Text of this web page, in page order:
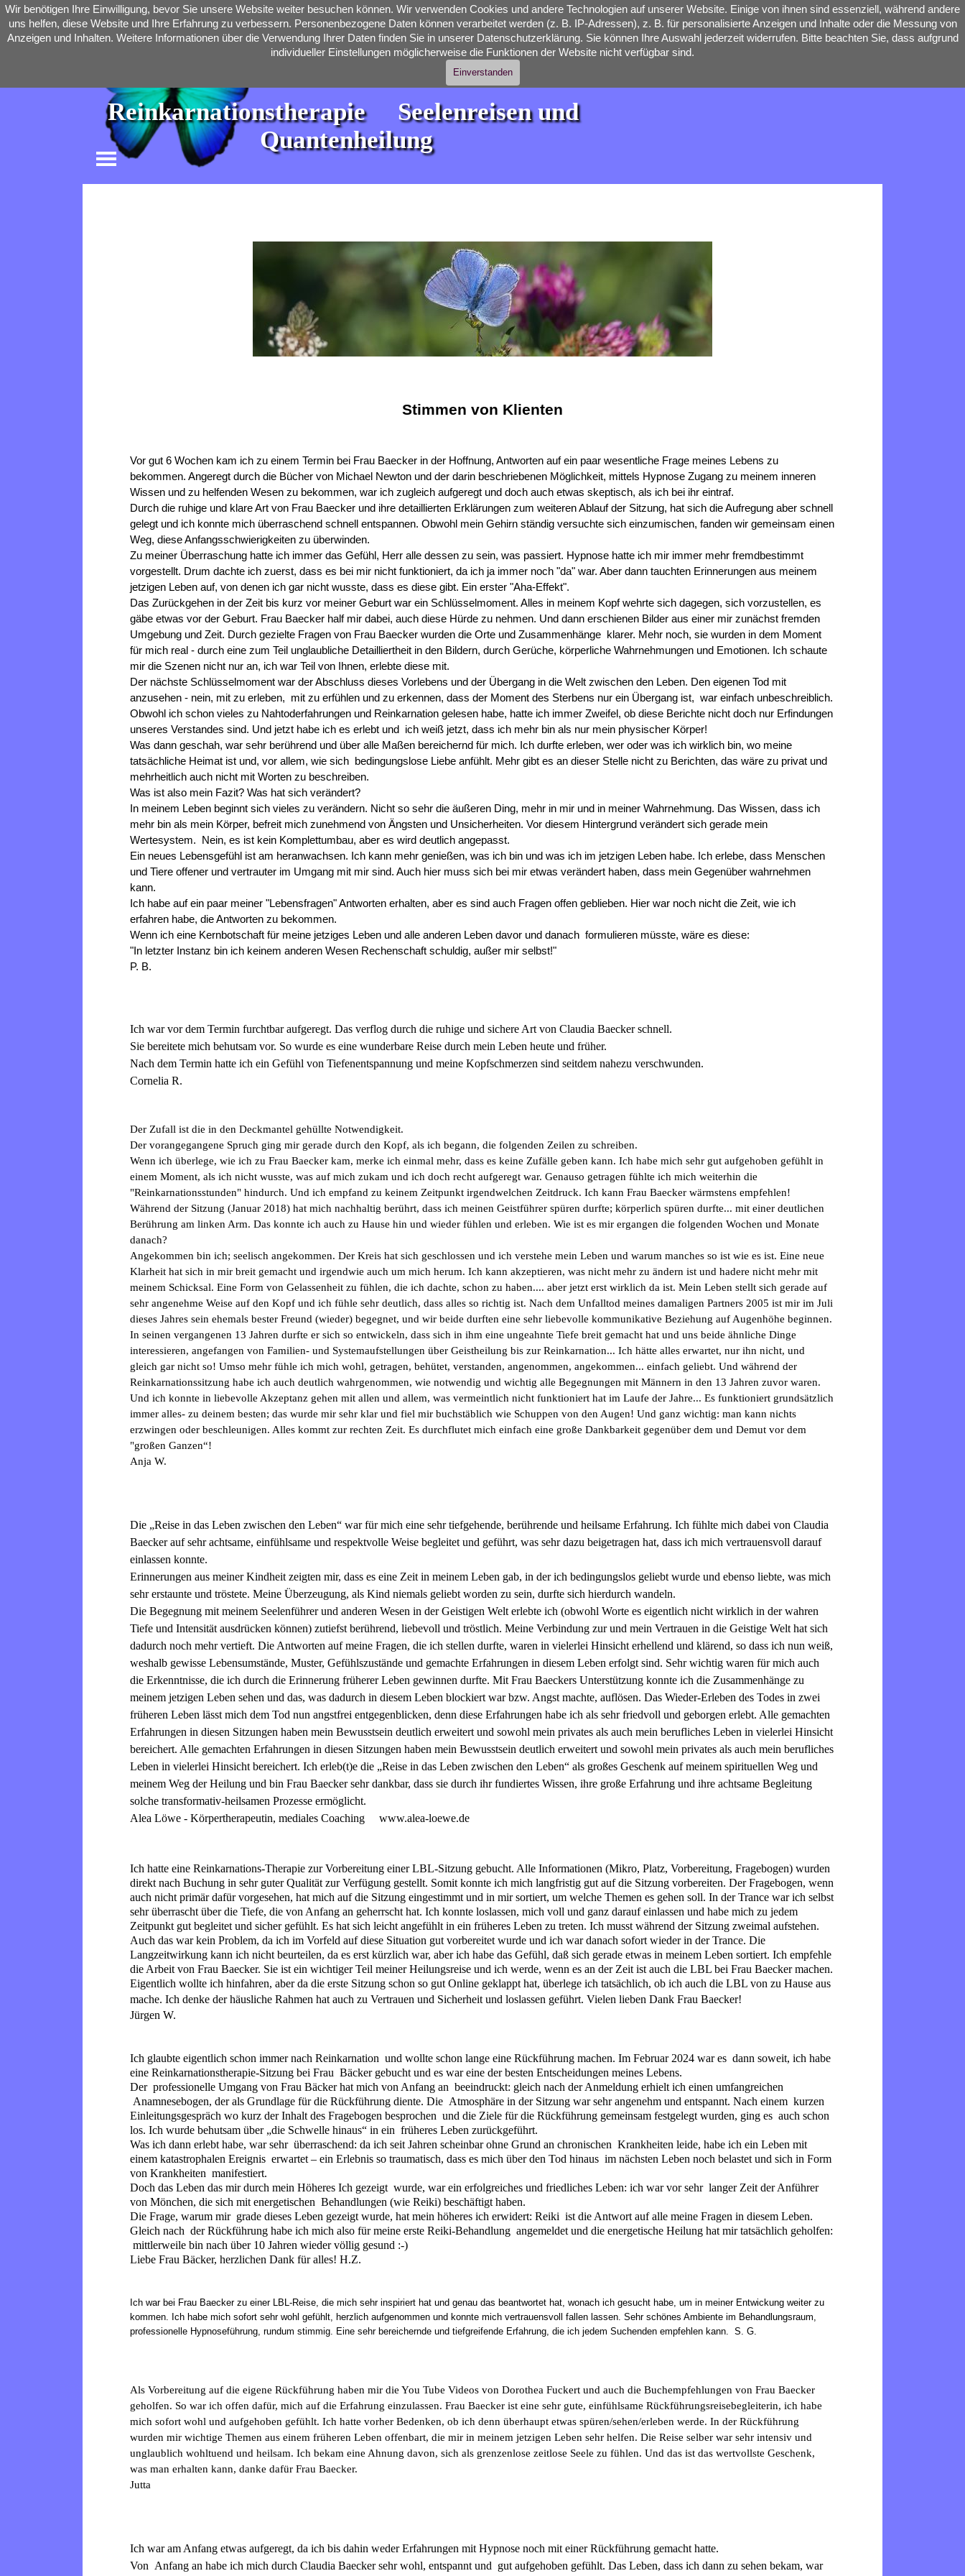
Wir benötigen Ihre Einwilligung, bevor Sie unsere Website weiter besuchen können. Wir verwenden Cookies und andere Technologien auf unserer Website. Einige von ihnen sind essenziell, während andere
uns helfen, diese Website und Ihre Erfahrung zu verbessern. Personenbezogene Daten können verarbeitet werden (z. B. IP-Adressen), z. B. für personalisierte Anzeigen und Inhalte oder die Messung von
Anzeigen und Inhalten. Weitere Informationen über die Verwendung Ihrer Daten finden Sie in unserer Datenschutzerklärung. Sie können Ihre Auswahl jederzeit widerrufen. Bitte beachten Sie, dass aufgrund
individueller Einstellungen möglicherweise die Funktionen der Website nicht verfügbar sind.
Einverstanden
Direkt zum Seiteninhalt
Menü überspringen
Reinkarnationstherapie     Seelenreisen und
Quantenheilung
Stimmen von Klienten
Vor gut 6 Wochen kam ich zu einem Termin bei Frau Baecker in der Hoffnung, Antworten auf ein paar wesentliche Frage meines Lebens zu
bekommen. Angeregt durch die Bücher von Michael Newton und der darin beschriebenen Möglichkeit, mittels Hypnose Zugang zu meinem inneren
Wissen und zu helfenden Wesen zu bekommen, war ich zugleich aufgeregt und doch auch etwas skeptisch, als ich bei ihr eintraf.
Durch die ruhige und klare Art von Frau Baecker und ihre detaillierten Erklärungen zum weiteren Ablauf der Sitzung, hat sich die Aufregung aber schnell
gelegt und ich konnte mich überraschend schnell entspannen. Obwohl mein Gehirn ständig versuchte sich einzumischen, fanden wir gemeinsam einen
Weg, diese Anfangsschwierigkeiten zu überwinden.
Zu meiner Überraschung hatte ich immer das Gefühl, Herr alle dessen zu sein, was passiert. Hypnose hatte ich mir immer mehr fremdbestimmt
vorgestellt. Drum dachte ich zuerst, dass es bei mir nicht funktioniert, da ich ja immer noch "da" war. Aber dann tauchten Erinnerungen aus meinem
jetzigen Leben auf, von denen ich gar nicht wusste, dass es diese gibt. Ein erster "Aha-Effekt".
Das Zurückgehen in der Zeit bis kurz vor meiner Geburt war ein Schlüsselmoment. Alles in meinem Kopf wehrte sich dagegen, sich vorzustellen, es
gäbe etwas vor der Geburt. Frau Baecker half mir dabei, auch diese Hürde zu nehmen. Und dann erschienen Bilder aus einer mir zunächst fremden
Umgebung und Zeit. Durch gezielte Fragen von Frau Baecker wurden die Orte und Zusammenhänge klarer. Mehr noch, sie wurden in dem Moment
für mich real - durch eine zum Teil unglaubliche Detailliertheit in den Bildern, durch Gerüche, körperliche Wahrnehmungen und Emotionen. Ich schaute
mir die Szenen nicht nur an, ich war Teil von Ihnen, erlebte diese mit.
Der nächste Schlüsselmoment war der Abschluss dieses Vorlebens und der Übergang in die Welt zwischen den Leben. Den eigenen Tod mit
anzusehen - nein, mit zu erleben, mit zu erfühlen und zu erkennen, dass der Moment des Sterbens nur ein Übergang ist, war einfach unbeschreiblich.
Obwohl ich schon vieles zu Nahtoderfahrungen und Reinkarnation gelesen habe, hatte ich immer Zweifel, ob diese Berichte nicht doch nur Erfindungen
unseres Verstandes sind. Und jetzt habe ich es erlebt und ich weiß jetzt, dass ich mehr bin als nur mein physischer Körper!
Was dann geschah, war sehr berührend und über alle Maßen bereichernd für mich. Ich durfte erleben, wer oder was ich wirklich bin, wo meine
tatsächliche Heimat ist und, vor allem, wie sich bedingungslose Liebe anfühlt. Mehr gibt es an dieser Stelle nicht zu Berichten, das wäre zu privat und
mehrheitlich auch nicht mit Worten zu beschreiben.
Was ist also mein Fazit? Was hat sich verändert?
In meinem Leben beginnt sich vieles zu verändern. Nicht so sehr die äußeren Ding, mehr in mir und in meiner Wahrnehmung. Das Wissen, dass ich
mehr bin als mein Körper, befreit mich zunehmend von Ängsten und Unsicherheiten. Vor diesem Hintergrund verändert sich gerade mein
Wertesystem. Nein, es ist kein Komplettumbau, aber es wird deutlich angepasst.
Ein neues Lebensgefühl ist am heranwachsen. Ich kann mehr genießen, was ich bin und was ich im jetzigen Leben habe. Ich erlebe, dass Menschen
und Tiere offener und vertrauter im Umgang mit mir sind. Auch hier muss sich bei mir etwas verändert haben, dass mein Gegenüber wahrnehmen
kann.
Ich habe auf ein paar meiner "Lebensfragen" Antworten erhalten, aber es sind auch Fragen offen geblieben. Hier war noch nicht die Zeit, wie ich
erfahren habe, die Antworten zu bekommen.
Wenn ich eine Kernbotschaft für meine jetziges Leben und alle anderen Leben davor und danach formulieren müsste, wäre es diese:
"In letzter Instanz bin ich keinem anderen Wesen Rechenschaft schuldig, außer mir selbst!"
P. B.
Ich war vor dem Termin furchtbar aufgeregt. Das verflog durch die ruhige und sichere Art von Claudia Baecker schnell.
Sie bereitete mich behutsam vor. So wurde es eine wunderbare Reise durch mein Leben heute und früher.
Nach dem Termin hatte ich ein Gefühl von Tiefenentspannung und meine Kopfschmerzen sind seitdem nahezu verschwunden.
Cornelia R.
Der Zufall ist die in den Deckmantel gehüllte Notwendigkeit.
Der vorangegangene Spruch ging mir gerade durch den Kopf, als ich begann, die folgenden Zeilen zu schreiben.
Wenn ich überlege, wie ich zu Frau Baecker kam, merke ich einmal mehr, dass es keine Zufälle geben kann. Ich habe mich sehr gut aufgehoben gefühlt in
einem Moment, als ich nicht wusste, was auf mich zukam und ich doch recht aufgeregt war. Genauso getragen fühlte ich mich weiterhin die
"Reinkarnationsstunden" hindurch. Und ich empfand zu keinem Zeitpunkt irgendwelchen Zeitdruck. Ich kann Frau Baecker wärmstens empfehlen!
Während der Sitzung (Januar 2018) hat mich nachhaltig berührt, dass ich meinen Geistführer spüren durfte; körperlich spüren durfte... mit einer deutlichen
Berührung am linken Arm. Das konnte ich auch zu Hause hin und wieder fühlen und erleben. Wie ist es mir ergangen die folgenden Wochen und Monate
danach?
Angekommen bin ich; seelisch angekommen. Der Kreis hat sich geschlossen und ich verstehe mein Leben und warum manches so ist wie es ist. Eine neue
Klarheit hat sich in mir breit gemacht und irgendwie auch um mich herum. Ich kann akzeptieren, was nicht mehr zu ändern ist und hadere nicht mehr mit
meinem Schicksal. Eine Form von Gelassenheit zu fühlen, die ich dachte, schon zu haben.... aber jetzt erst wirklich da ist. Mein Leben stellt sich gerade auf
sehr angenehme Weise auf den Kopf und ich fühle sehr deutlich, dass alles so richtig ist. Nach dem Unfalltod meines damaligen Partners 2005 ist mir im Juli
dieses Jahres sein ehemals bester Freund (wieder) begegnet, und wir beide durften eine sehr liebevolle kommunikative Beziehung auf Augenhöhe beginnen.
In seinen vergangenen 13 Jahren durfte er sich so entwickeln, dass sich in ihm eine ungeahnte Tiefe breit gemacht hat und uns beide ähnliche Dinge
interessieren, angefangen von Familien- und Systemaufstellungen über Geistheilung bis zur Reinkarnation... Ich hätte alles erwartet, nur ihn nicht, und
gleich gar nicht so! Umso mehr fühle ich mich wohl, getragen, behütet, verstanden, angenommen, angekommen... einfach geliebt. Und während der
Reinkarnationssitzung habe ich auch deutlich wahrgenommen, wie notwendig und wichtig alle Begegnungen mit Männern in den 13 Jahren zuvor waren.
Und ich konnte in liebevolle Akzeptanz gehen mit allen und allem, was vermeintlich nicht funktioniert hat im Laufe der Jahre... Es funktioniert grundsätzlich
immer alles- zu deinem besten; das wurde mir sehr klar und fiel mir buchstäblich wie Schuppen von den Augen! Und ganz wichtig: man kann nichts
erzwingen oder beschleunigen. Alles kommt zur rechten Zeit. Es durchflutet mich einfach eine große Dankbarkeit gegenüber dem und Demut vor dem
"großen Ganzen“!
Anja W.
Die „Reise in das Leben zwischen den Leben“ war für mich eine sehr tiefgehende, berührende und heilsame Erfahrung. Ich fühlte mich dabei von Claudia
Baecker auf sehr achtsame, einfühlsame und respektvolle Weise begleitet und geführt, was sehr dazu beigetragen hat, dass ich mich vertrauensvoll darauf
einlassen konnte.
Erinnerungen aus meiner Kindheit zeigten mir, dass es eine Zeit in meinem Leben gab, in der ich bedingungslos geliebt wurde und ebenso liebte, was mich
sehr erstaunte und tröstete. Meine Überzeugung, als Kind niemals geliebt worden zu sein, durfte sich hierdurch wandeln.
Die Begegnung mit meinem Seelenführer und anderen Wesen in der Geistigen Welt erlebte ich (obwohl Worte es eigentlich nicht wirklich in der wahren
Tiefe und Intensität ausdrücken können) zutiefst berührend, liebevoll und tröstlich. Meine Verbindung zur und mein Vertrauen in die Geistige Welt hat sich
dadurch noch mehr vertieft. Die Antworten auf meine Fragen, die ich stellen durfte, waren in vielerlei Hinsicht erhellend und klärend, so dass ich nun weiß,
weshalb gewisse Lebensumstände, Muster, Gefühlszustände und gemachte Erfahrungen in diesem Leben erfolgt sind. Sehr wichtig waren für mich auch
die Erkenntnisse, die ich durch die Erinnerung früherer Leben gewinnen durfte. Mit Frau Baeckers Unterstützung konnte ich die Zusammenhänge zu
meinem jetzigen Leben sehen und das, was dadurch in diesem Leben blockiert war bzw. Angst machte, auflösen. Das Wieder-Erleben des Todes in zwei
früheren Leben lässt mich dem Tod nun angstfrei entgegenblicken, denn diese Erfahrungen habe ich als sehr friedvoll und geborgen erlebt. Alle gemachten
Erfahrungen in diesen Sitzungen haben mein Bewusstsein deutlich erweitert und sowohl mein privates als auch mein berufliches Leben in vielerlei Hinsicht
bereichert. Alle gemachten Erfahrungen in diesen Sitzungen haben mein Bewusstsein deutlich erweitert und sowohl mein privates als auch mein berufliches
Leben in vielerlei Hinsicht bereichert. Ich erleb(t)e die „Reise in das Leben zwischen den Leben“ als großes Geschenk auf meinem spirituellen Weg und
meinem Weg der Heilung und bin Frau Baecker sehr dankbar, dass sie durch ihr fundiertes Wissen, ihre große Erfahrung und ihre achtsame Begleitung
solche transformativ-heilsamen Prozesse ermöglicht.
Alea Löwe - Körpertherapeutin, mediales Coaching www.alea-loewe.de
Ich hatte eine Reinkarnations-Therapie zur Vorbereitung einer LBL-Sitzung gebucht. Alle Informationen (Mikro, Platz, Vorbereitung, Fragebogen) wurden
direkt nach Buchung in sehr guter Qualität zur Verfügung gestellt. Somit konnte ich mich langfristig gut auf die Sitzung vorbereiten. Der Fragebogen, wenn
auch nicht primär dafür vorgesehen, hat mich auf die Sitzung eingestimmt und in mir sortiert, um welche Themen es gehen soll. In der Trance war ich selbst
sehr überrascht über die Tiefe, die von Anfang an geherrscht hat. Ich konnte loslassen, mich voll und ganz darauf einlassen und habe mich zu jedem
Zeitpunkt gut begleitet und sicher gefühlt. Es hat sich leicht angefühlt in ein früheres Leben zu treten. Ich musst während der Sitzung zweimal aufstehen.
Auch das war kein Problem, da ich im Vorfeld auf diese Situation gut vorbereitet wurde und ich war danach sofort wieder in der Trance. Die
Langzeitwirkung kann ich nicht beurteilen, da es erst kürzlich war, aber ich habe das Gefühl, daß sich gerade etwas in meinem Leben sortiert. Ich empfehle
die Arbeit von Frau Baecker. Sie ist ein wichtiger Teil meiner Heilungsreise und ich werde, wenn es an der Zeit ist auch die LBL bei Frau Baecker machen.
Eigentlich wollte ich hinfahren, aber da die erste Sitzung schon so gut Online geklappt hat, überlege ich tatsächlich, ob ich auch die LBL von zu Hause aus
mache. Ich denke der häusliche Rahmen hat auch zu Vertrauen und Sicherheit und loslassen geführt. Vielen lieben Dank Frau Baecker!
Jürgen W.
Ich glaubte eigentlich schon immer nach Reinkarnation und wollte schon lange eine Rückführung machen. Im Februar 2024 war es dann soweit, ich habe
eine Reinkarnationstherapie-Sitzung bei Frau Bäcker gebucht und es war eine der besten Entscheidungen meines Lebens.
Der professionelle Umgang von Frau Bäcker hat mich von Anfang an beeindruckt: gleich nach der Anmeldung erhielt ich einen umfangreichen
Anamnesebogen, der als Grundlage für die Rückführung diente. Die Atmosphäre in der Sitzung war sehr angenehm und entspannt. Nach einem kurzen
Einleitungsgespräch wo kurz der Inhalt des Fragebogen besprochen und die Ziele für die Rückführung gemeinsam festgelegt wurden, ging es auch schon
los. Ich wurde behutsam über „die Schwelle hinaus“ in ein früheres Leben zurückgeführt.
Was ich dann erlebt habe, war sehr überraschend: da ich seit Jahren scheinbar ohne Grund an chronischen Krankheiten leide, habe ich ein Leben mit
einem katastrophalen Ereignis erwartet – ein Erlebnis so traumatisch, dass es mich über den Tod hinaus im nächsten Leben noch belastet und sich in Form
von Krankheiten manifestiert.
Doch das Leben das mir durch mein Höheres Ich gezeigt wurde, war ein erfolgreiches und friedliches Leben: ich war vor sehr langer Zeit der Anführer
von Mönchen, die sich mit energetischen Behandlungen (wie Reiki) beschäftigt haben.
Die Frage, warum mir grade dieses Leben gezeigt wurde, hat mein höheres ich erwidert: Reiki ist die Antwort auf alle meine Fragen in diesem Leben.
Gleich nach der Rückführung habe ich mich also für meine erste Reiki-Behandlung angemeldet und die energetische Heilung hat mir tatsächlich geholfen:
mittlerweile bin nach über 10 Jahren wieder völlig gesund :-)
Liebe Frau Bäcker, herzlichen Dank für alles! H.Z.
Ich war bei Frau Baecker zu einer LBL-Reise, die mich sehr inspiriert hat und genau das beantwortet hat, wonach ich gesucht habe, um in meiner Entwickung weiter zu
kommen. Ich habe mich sofort sehr wohl gefühlt, herzlich aufgenommen und konnte mich vertrauensvoll fallen lassen. Sehr schönes Ambiente im Behandlungsraum,
professionelle Hypnoseführung, rundum stimmig. Eine sehr bereichernde und tiefgreifende Erfahrung, die ich jedem Suchenden empfehlen kann. S. G.
Als Vorbereitung auf die eigene Rückführung haben mir die You Tube Videos von Dorothea Fuckert und auch die Buchempfehlungen von Frau Baecker
geholfen. So war ich offen dafür, mich auf die Erfahrung einzulassen. Frau Baecker ist eine sehr gute, einfühlsame Rückführungsreisebegleiterin, ich habe
mich sofort wohl und aufgehoben gefühlt. Ich hatte vorher Bedenken, ob ich denn überhaupt etwas spüren/sehen/erleben werde. In der Rückführung
wurden mir wichtige Themen aus einem früheren Leben offenbart, die mir in meinem jetzigen Leben sehr helfen. Die Reise selber war sehr intensiv und
unglaublich wohltuend und heilsam. Ich bekam eine Ahnung davon, sich als grenzenlose zeitlose Seele zu fühlen. Und das ist das wertvollste Geschenk,
was man erhalten kann, danke dafür Frau Baecker.
Jutta
Ich war am Anfang etwas aufgeregt, da ich bis dahin weder Erfahrungen mit Hypnose noch mit einer Rückführung gemacht hatte.
Von Anfang an habe ich mich durch Claudia Baecker sehr wohl, entspannt und gut aufgehoben gefühlt. Das Leben, dass ich dann zu sehen bekam, war